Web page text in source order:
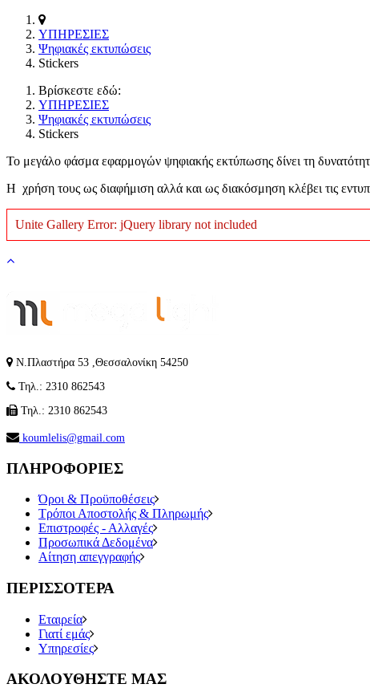
ΥΠΗΡΕΣΙΕΣ
Ψηφιακές εκτυπώσεις
Stickers
Βρίσκεστε εδώ:
ΥΠΗΡΕΣΙΕΣ
Ψηφιακές εκτυπώσεις
Stickers
Το μεγάλο φάσμα εφαρμογών ψηφιακής εκτύπωσης δίνει τη
Η χρήση τους ως διαφήμιση αλλά και ως διακόσμηση κλέβει τις
Unite Gallery Error: jQuery library not included
Ν.Πλαστήρα 53 ,Θεσσαλονίκη 54250
Τηλ.: 2310 862543
Τηλ.: 2310 862543
koumlelis@gmail.com
ΠΛΗΡΟΦΟΡΙΕΣ
Όροι & Προϋποθέσεις
Τρόποι Αποστολής & Πληρωμής
Επιστροφές - Αλλαγές
Προσωπικά Δεδομένα
Αίτηση απεγγραφής
ΠΕΡΙΣΣΟΤΕΡΑ
Εταιρεία
Γιατί εμάς
Υπηρεσίες
ΑΚΟΛΟΥΘΗΣΤΕ ΜΑΣ